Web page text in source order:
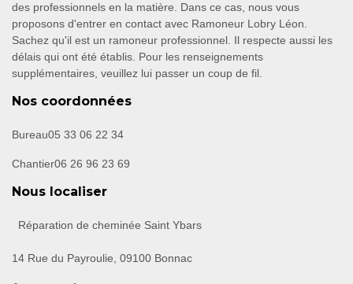
des professionnels en la matière. Dans ce cas, nous vous
proposons d'entrer en contact avec Ramoneur Lobry Léon.
Sachez qu'il est un ramoneur professionnel. Il respecte aussi les
délais qui ont été établis. Pour les renseignements
supplémentaires, veuillez lui passer un coup de fil.
Nos coordonnées
Bureau05 33 06 22 34
Chantier06 26 96 23 69
Nous localiser
Réparation de cheminée Saint Ybars
14 Rue du Payroulie, 09100 Bonnac